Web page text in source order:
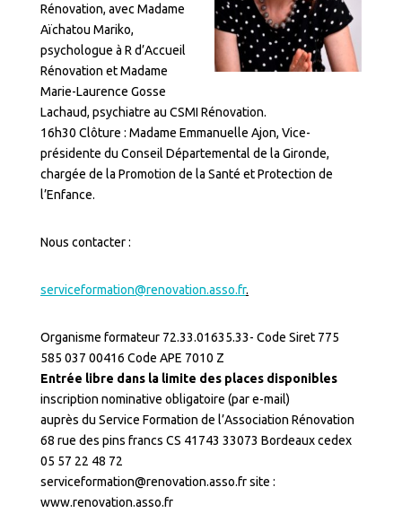
Rénovation, avec Madame
Aïchatou Mariko,
psychologue à R d’Accueil
Rénovation et Madame
Marie-Laurence Gosse
Lachaud, psychiatre au CSMI Rénovation.
16h30 Clôture : Madame Emmanuelle Ajon, Vice-
présidente du Conseil Départemental de la Gironde,
chargée de la Promotion de la Santé et Protection de
l’Enfance.
Nous contacter :
serviceformation@renovation.asso.fr.
Organisme formateur 72.33.01635.33- Code Siret 775
585 037 00416 Code APE 7010 Z
Entrée libre dans la limite des places disponibles
inscription nominative obligatoire (par e-mail)
auprès du Service Formation de l’Association Rénovation
68 rue des pins francs CS 41743 33073 Bordeaux cedex
05 57 22 48 72
serviceformation@renovation.asso.fr site :
www.renovation.asso.fr